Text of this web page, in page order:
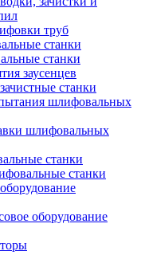
труб
станки
станки
заусенцев
станки
шлифовальных
шлифовальных
станки
станки
оборудование